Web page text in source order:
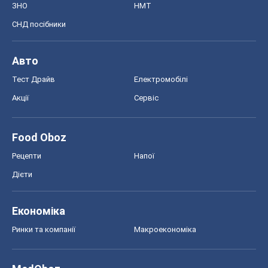
ЗНО НМТ
СНД посібники
Авто
Тест Драйв Електромобілі
Акції Сервіс
Food Oboz
Рецепти Напої
Дієти
Економіка
Ринки та компанії Макроекономіка